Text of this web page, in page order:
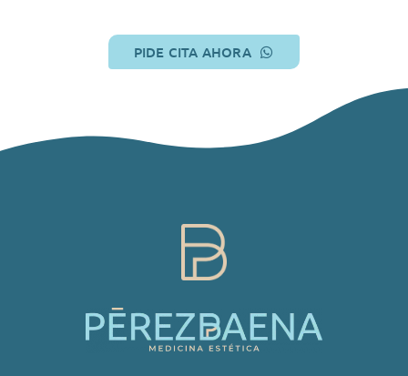
PIDE CITA AHORA